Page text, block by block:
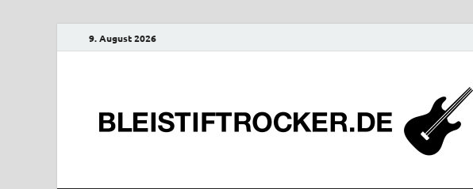
9. August 2026